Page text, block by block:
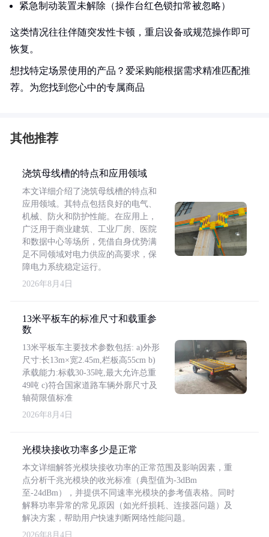
紧急制动装置未解除（操作台红色锁扣常被忽略）
这类情况往往伴随突发性卡顿，重启设备或规范操作即可
恢复。
想找特定场景使用的产品？爱采购能根据需求精准匹配推
荐。为您找到您心中的专属商品
其他推荐
浇筑母线槽的特点和应用领域
本文详细介绍了浇筑母线槽的特点和
应用领域。其特点包括良好的电气、
机械、防火和防护性能。在应用上，
广泛用于商业建筑、工业厂房、医院
和数据中心等场所，凭借自身优势满
足不同领域对电力供应的高要求，保
障电力系统稳定运行。
2026年8月4日
13米平板车的标准尺寸和载重参
数
13米平板车主要技术参数包括: a)外形
尺寸:长13m×宽2.45m,栏板高55cm b)
承载能力:标载30-35吨,最大允许总重
49吨 c)符合国家道路车辆外廓尺寸及
轴荷限值标准
2026年8月4日
光模块接收功率多少是正常
本文详细解答光模块接收功率的正常范围及影响因素，重
点分析千兆光模块的收光标准（典型值为-3dBm
至-24dBm），并提供不同速率光模块的参考值表格。同时
解释功率异常的常见原因（如光纤损耗、连接器问题）及
解决方案，帮助用户快速判断网络性能问题。
2026年8月4日